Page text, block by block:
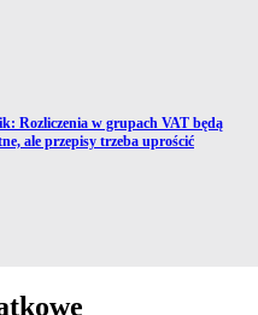
do artykułu:
Rozliczenia w grupach VAT będą
ale przepisy trzeba uprościć